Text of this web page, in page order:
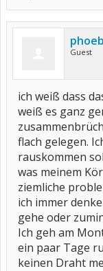
Guest
ich weiß dass
weiß es ganz
flach gelegen.
rauskommen
was meinem
ziemliche
ich immer
gehe oder
Ich geh am
ein paar Tage
keinen Draht